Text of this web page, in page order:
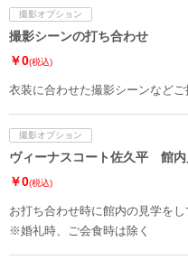
アクセス/TEL
撮影オプション
撮影シーンの打ち合わせ
￥0(税込)
衣装に合わせた撮影シーンなどご
撮影オプション
ヴィーナスコート佐久平 館内
￥0(税込)
お打ち合わせ時に館内の見学をし
※婚礼時、ご会食時は除く